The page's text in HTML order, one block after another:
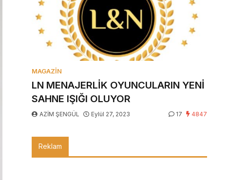
MAGAZIN
LN MENAJERLİK OYUNCULARIN YENİ
SAHNE IŞIĞI OLUYOR
AZİM ŞENGÜL Eylül 27, 2023 17 4847
Reklam